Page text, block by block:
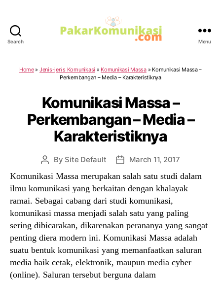
Search Menu
Home» Jenis-jenis Komunikasi » Komunikasi Massa» Komunikasi Massa –
Perkembangan – Media – Karakteristiknya
Komunikasi Massa –
Perkembangan – Media –
Karakteristiknya
Post
author
By Site Default
Post
date
March 11, 2017
Komunikasi Massa merupakan salah satu studi dalam
ilmu komunikasi yang berkaitan dengan khalayak
ramai. Sebagai cabang dari studi komunikasi,
komunikasi massa menjadi salah satu yang paling
sering dibicarakan, dikarenakan perananya yang sangat
penting diera modern ini. Komunikasi Massa adalah
suatu bentuk komunikasi yang memanfaatkan saluran
media baik cetak, elektronik, maupun media cyber
(online). Saluran tersebut berguna dalam